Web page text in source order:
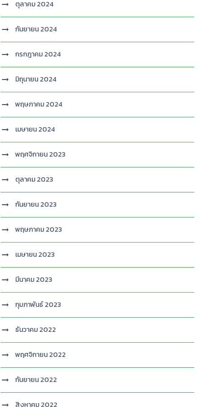
ตุลาคม 2024
กันยายน 2024
กรกฎาคม 2024
มิถุนายน 2024
พฤษภาคม 2024
เมษายน 2024
พฤศจิกายน 2023
ตุลาคม 2023
กันยายน 2023
พฤษภาคม 2023
เมษายน 2023
มีนาคม 2023
กุมภาพันธ์ 2023
ธันวาคม 2022
พฤศจิกายน 2022
กันยายน 2022
สิงหาคม 2022